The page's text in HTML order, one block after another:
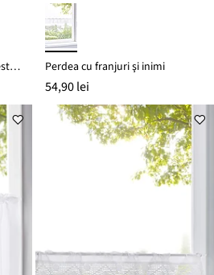
Perdea print vegetal cu poliester reciclat Perdea cu franjuri şi inimi
54,90 lei